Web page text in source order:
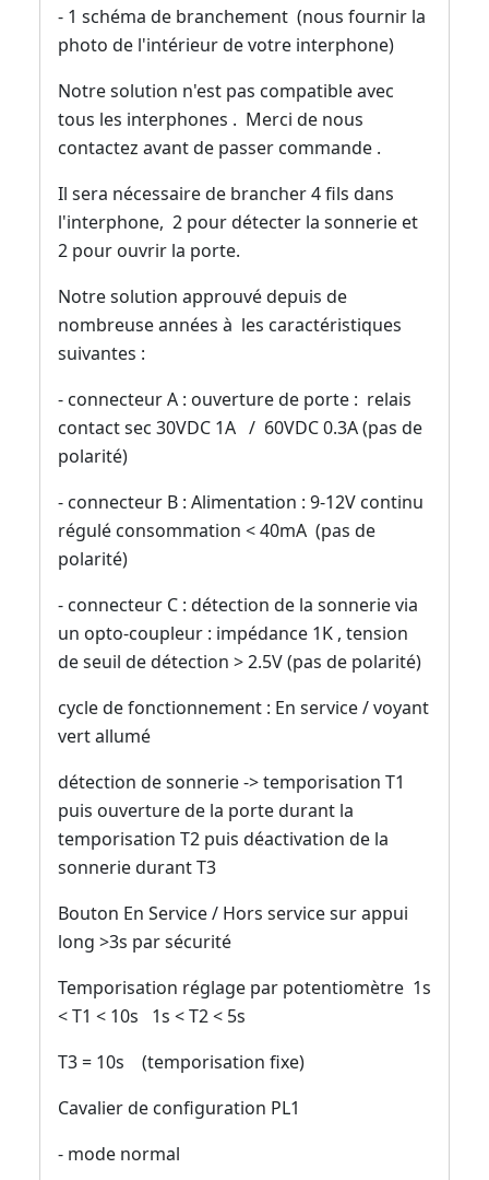
- 1 schéma de branchement (nous fournir la
photo de l'intérieur de votre interphone)
Notre solution n'est pas compatible avec
tous les interphones . Merci de nous
contactez avant de passer commande .
Il sera nécessaire de brancher 4 fils dans
l'interphone, 2 pour détecter la sonnerie et
2 pour ouvrir la porte.
Notre solution approuvé depuis de
nombreuse années à les caractéristiques
suivantes :
- connecteur A : ouverture de porte : relais
contact sec 30VDC 1A / 60VDC 0.3A (pas de
polarité)
- connecteur B : Alimentation : 9-12V continu
régulé consommation < 40mA (pas de
polarité)
- connecteur C : détection de la sonnerie via
un opto-coupleur : impédance 1K , tension
de seuil de détection > 2.5V (pas de polarité)
cycle de fonctionnement : En service / voyant
vert allumé
détection de sonnerie -> temporisation T1
puis ouverture de la porte durant la
temporisation T2 puis déactivation de la
sonnerie durant T3
Bouton En Service / Hors service sur appui
long >3s par sécurité
Temporisation réglage par potentiomètre 1s
< T1 < 10s 1s < T2 < 5s
T3 = 10s (temporisation fixe)
Cavalier de configuration PL1
- mode normal